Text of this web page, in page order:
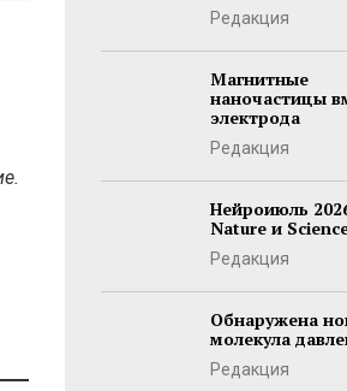
Редакция
Магнитные
наночастицы
электрода
Редакция
Нейроиюль
Nature и
Редакция
Обнаружена
молекула
Редакция